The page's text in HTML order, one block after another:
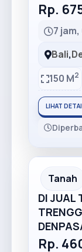
Rp.
7
Bali,
150 M2
LIHAT
Tanah
DI JUAL
Rp.